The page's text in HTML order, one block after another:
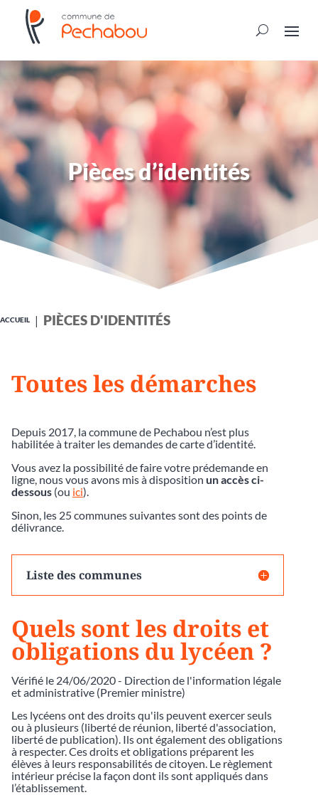
Pièces d’identités
ACCUEIL PIÈCES D'IDENTITÉS
Toutes les démarches
Depuis 2017, la commune de Pechabou n’est plus
habilitée à traiter les demandes de carte d’identité.
Vous avez la possibilité de faire votre prédemande en
ligne, nous vous avons mis à disposition un accès ci-
dessous (ou ici).
Sinon, les 25 communes suivantes sont des points de
délivrance.
Liste des communes
Quels sont les droits et
obligations du lycéen ?
Vérifié le 24/06/2020 - Direction de l'information légale
et administrative (Premier ministre)
Les lycéens ont des droits qu'ils peuvent exercer seuls
ou à plusieurs (liberté de réunion, liberté d'association,
liberté de publication). Ils ont également des obligations
à respecter. Ces droits et obligations préparent les
élèves à leurs responsabilités de citoyen. Le règlement
intérieur précise la façon dont ils sont appliqués dans
l’établissement.